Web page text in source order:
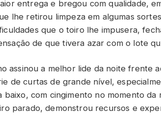
entrega e bregou com qualidade,
lhe retirou limpeza em algumas
que o toiro lhe impusera,
de que tivera azar com o lote
assinou a melhor lide da noite frente
de curtas de grande nível,
baixo, com cingimento no momento da
parado, demonstrou recursos e